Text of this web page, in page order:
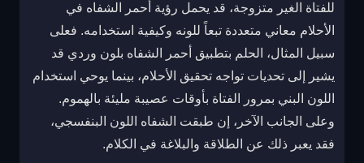
للفتاة الغير متزوجة، قد يحمل رؤية أحمر الشفاه في
الأحلام معاني متعددة تبعاً للونه وكيفية استخدامه. فعلى
سبيل المثال، الحلم بتطبيق أحمر الشفاه بلون وردي قد
يشير إلى تحديات تواجه تحقيق الأحلام، بينما يوحي استخدام
اللون البني بمرور الفتاة بأوقات عصيبة مليئة بالهموم.
وعلى الجانب الآخر، إن طبقت الشفاه اللون البنفسجي،
فقد يعبر ذلك عن الطلاقة والبلاغة في الكلام.